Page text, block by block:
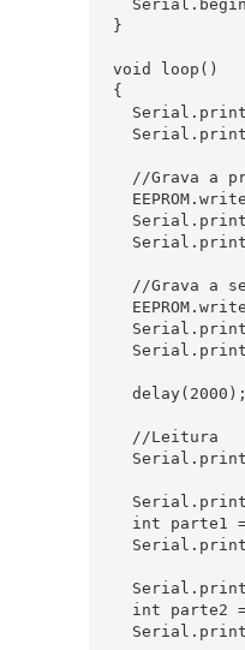
}
void loop()
{
//Grava a
//Grava a
  delay(2000);
  //Leitura
int parte1
int parte2